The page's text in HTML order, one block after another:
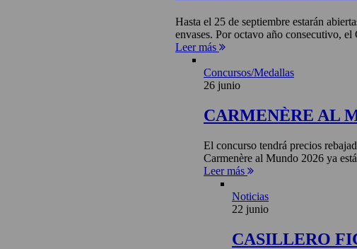
Hasta el 25 de septiembre estarán
envases. Por octavo año consecutivo,
Leer más
Concursos/Medallas
26 junio
CARMENÈRE AL
El concurso tendrá precios
Carmenère al Mundo 2026 ya
Leer más
Noticias
22 junio
CASILLERO